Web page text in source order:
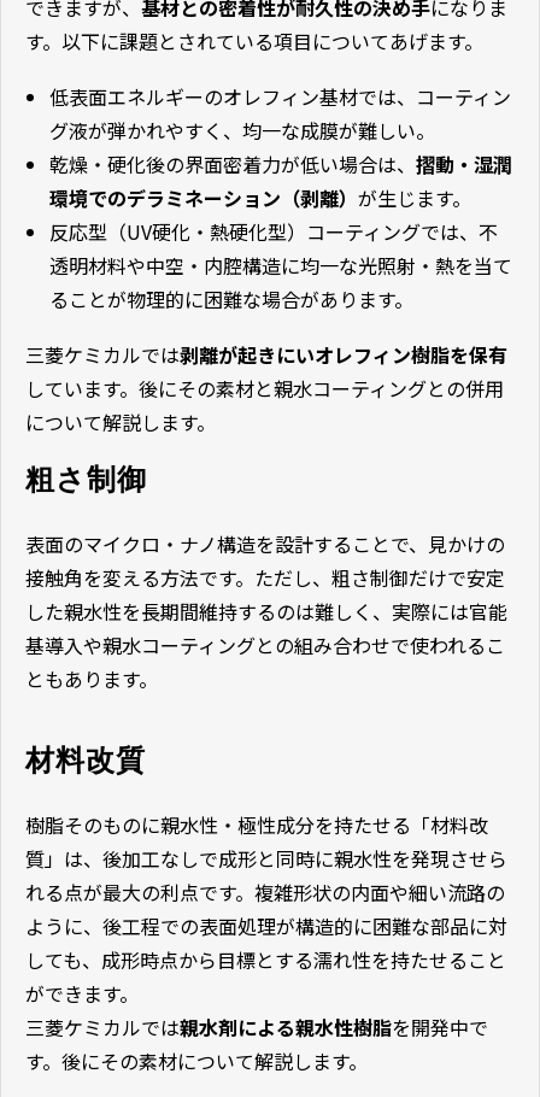
できますが、 基材との密着性が耐久性の決め手になりま
す。以下に課題とされている項目についてあげます。
低表面エネルギーのオレフィン基材では、コーティン
グ液が弾かれやすく、均一な成膜が難しい。
乾燥・硬化後の界面密着力が低い場合は、 摺動・湿潤
環境でのデラミネーション（剥離） が生じます。
反応型（UV硬化・熱硬化型）コーティングでは、不
透明材料や中空・内腔構造に均一な光照射・熱を当て
ることが物理的に困難な場合があります。
三菱ケミカルでは剥離が起きにいオレフィン樹脂を保有
しています。後にその素材と親水コーティングとの併用
について解説します。
粗さ制御
表面のマイクロ・ナノ構造を設計することで、見かけの
接触角を変える方法です。ただし、粗さ制御だけで安定
した親水性を長期間維持するのは難しく、実際には官能
基導入や親水コーティングとの組み合わせで使われるこ
ともあります。
材料改質
樹脂そのものに親水性・極性成分を持たせる「材料改
質」は、後加工なしで成形と同時に親水性を発現させら
れる点が最大の利点です。複雑形状の内面や細い流路の
ように、後工程での表面処理が構造的に困難な部品に対
しても、成形時点から目標とする濡れ性を持たせること
ができます。
三菱ケミカルでは親水剤による親水性樹脂を開発中で
す。後にその素材について解説します。